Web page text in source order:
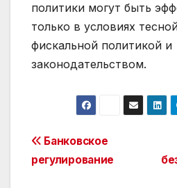
политики могут быть
только в условиях
фискальной политикой и
законодательством.
Post
navigation
Банковское
регулирование